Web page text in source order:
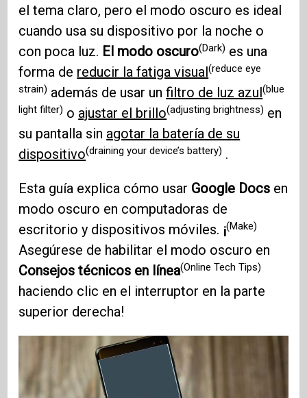
el tema claro, pero el modo oscuro es ideal
cuando usa su dispositivo por la noche o
con poca luz. El modo oscuro(Dark) es una
forma de reducir la fatiga visual(reduce eye
strain) además de usar unfiltro de luz azul(blue
light filter) o ajustar el brillo(adjusting brightness) en
su pantalla sin agotar la batería de su
dispositivo(draining your device’s battery) .
Esta guía explica cómo usar Google Docs en
modo oscuro en computadoras de
escritorio y dispositivos móviles. ¡(Make)
Asegúrese de habilitar el modo oscuro en
Consejos técnicos en línea(Online Tech Tips)
haciendo clic en el interruptor en la parte
superior derecha!